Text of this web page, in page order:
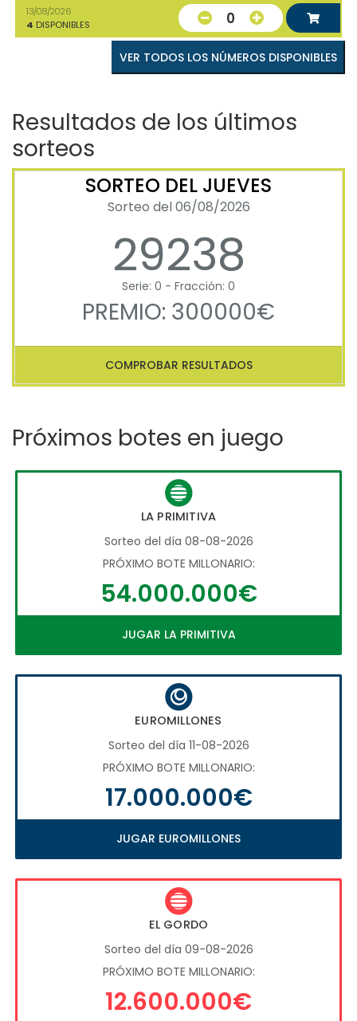
13/08/2026
4 DISPONIBLES 0
VER TODOS LOS NÚMEROS DISPONIBLES
Resultados de los últimos
sorteos
SORTEO DEL JUEVES
Sorteo del 06/08/2026
29238
Serie: 0 - Fracción: 0
PREMIO: 300000€
COMPROBAR RESULTADOS
Próximos botes en juego
LA PRIMITIVA
Sorteo del día 08-08-2026
PRÓXIMO BOTE MILLONARIO:
54.000.000€
JUGAR LA PRIMITIVA
EUROMILLONES
Sorteo del día 11-08-2026
PRÓXIMO BOTE MILLONARIO:
17.000.000€
JUGAR EUROMILLONES
EL GORDO
Sorteo del día 09-08-2026
PRÓXIMO BOTE MILLONARIO:
12.600.000€